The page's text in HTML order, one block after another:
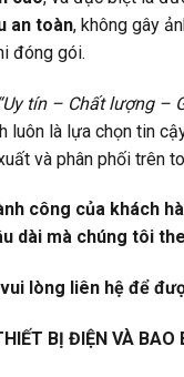
an toàn, không gây
đóng gói.
“Uy tín – Chất lượng –
luôn là lựa chọn tin
và phân phối trên
công của khách
dài mà chúng tôi
lòng liên hệ để
BỊ ĐIỆN VÀ BAO